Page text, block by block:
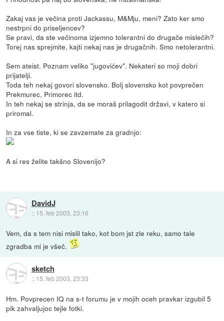
Zakaj vas je večina proti Jackassu, M&Mju, meni? Zato ker smo
nestrpni do priseljencev?
Se pravi, da ste večinoma izjemno tolerantni do drugače mislečih?
Torej nas sprejmite, kajti nekaj nas je drugačnih. Smo netolerantni.
Sem ateist. Poznam veliko "jugovićev". Nekateri so moji dobri
prijatelji.
Toda teh nekaj govori slovensko. Bolj slovensko kot povprečen
Prekmurec, Primorec itd.
In teh nekaj se strinja, da se moraš prilagodit državi, v katero si
priromal.
In za vse tiste, ki se zavzemate za gradnjo:
A si res želite takšno Slovenijo?
DavidJ
:: 15. feb 2003, 23:16
Vem, da s tem nisi mislil tako, kot bom jst zle reku, samo tale
zgradba mi je všeč.
sketch
:: 15. feb 2003, 23:33
Hm. Povprecen IQ na s-t forumu je v mojih oceh pravkar izgubil 5
pik zahvaljujoc tejle fotki.